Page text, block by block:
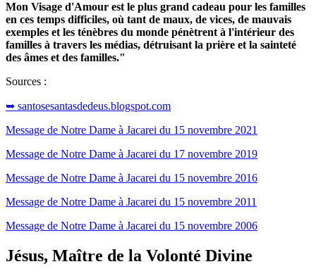
Mon Visage d'Amour est le plus grand cadeau pour les familles
en ces temps difficiles, où tant de maux, de vices, de mauvais
exemples et les ténèbres du monde pénètrent à l'intérieur des
familles à travers les médias, détruisant la prière et la sainteté
des âmes et des familles."
Sources :
➥ santosesantasdedeus.blogspot.com
Message de Notre Dame à Jacarei du 15 novembre 2021
Message de Notre Dame à Jacarei du 17 novembre 2019
Message de Notre Dame à Jacarei du 15 novembre 2016
Message de Notre Dame à Jacarei du 15 novembre 2011
Message de Notre Dame à Jacarei du 15 novembre 2006
Jésus, Maître de la Volonté Divine